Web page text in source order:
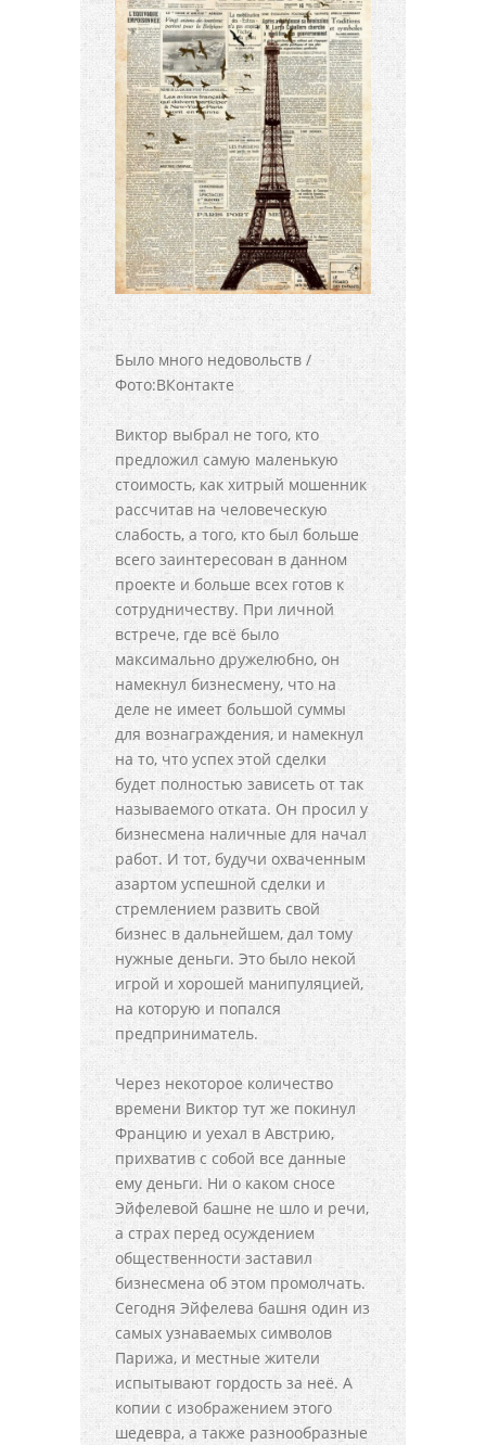
Было много недовольств /
Фото:ВКонтакте
Виктор выбрал не того, кто
предложил самую маленькую
стоимость, как хитрый мошенник
рассчитав на человеческую
слабость, а того, кто был больше
всего заинтересован в данном
проекте и больше всех готов к
сотрудничеству. При личной
встрече, где всё было
максимально дружелюбно, он
намекнул бизнесмену, что на
деле не имеет большой суммы
для вознаграждения, и намекнул
на то, что успех этой сделки
будет полностью зависеть от так
называемого отката. Он просил у
бизнесмена наличные для начал
работ. И тот, будучи охваченным
азартом успешной сделки и
стремлением развить свой
бизнес в дальнейшем, дал тому
нужные деньги. Это было некой
игрой и хорошей манипуляцией,
на которую и попался
предприниматель.
Через некоторое количество
времени Виктор тут же покинул
Францию и уехал в Австрию,
прихватив с собой все данные
ему деньги. Ни о каком сносе
Эйфелевой башне не шло и речи,
а страх перед осуждением
общественности заставил
бизнесмена об этом промолчать.
Сегодня Эйфелева башня один из
самых узнаваемых символов
Парижа, и местные жители
испытывают гордость за неё. А
копии с изображением этого
шедевра, а также разнообразные